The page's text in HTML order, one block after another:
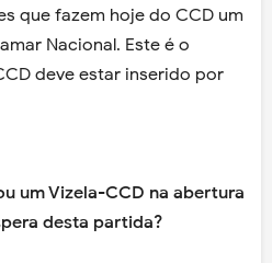
que fazem hoje do CCD um
Nacional. Este é o
deve estar inserido por
um Vizela-CCD na abertura
desta partida?